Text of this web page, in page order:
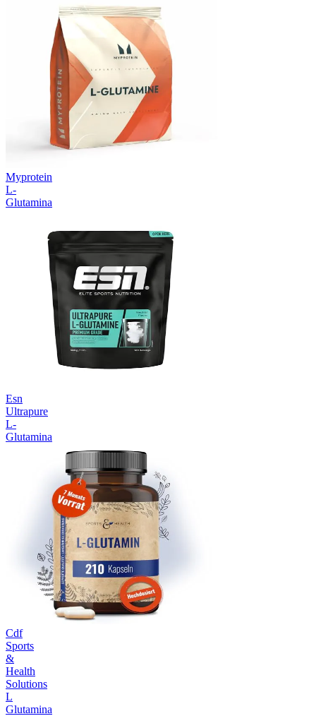
Myprotein
L-
Glutamina
Esn
Ultrapure
L-
Glutamina
Cdf
Sports
&
Health
Solutions
L
Glutamina